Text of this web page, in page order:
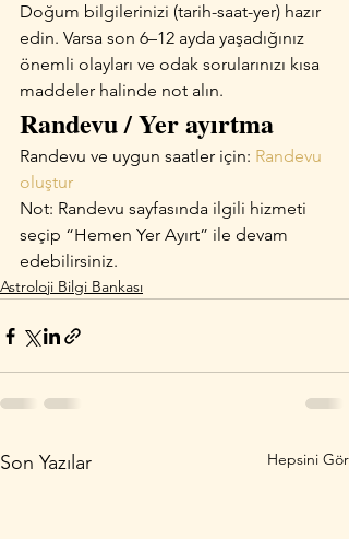
Doğum bilgilerinizi (tarih-saat-yer) hazır
edin. Varsa son 6–12 ayda yaşadığınız
önemli olayları ve odak sorularınızı kısa
maddeler halinde not alın.
Randevu / Yer ayırtma
Randevu ve uygun saatler için: Randevu
oluştur
Not: Randevu sayfasında ilgili hizmeti
seçip “Hemen Yer Ayırt” ile devam
edebilirsiniz.
Astroloji Bilgi Bankası
Son Yazılar Hepsini Gör